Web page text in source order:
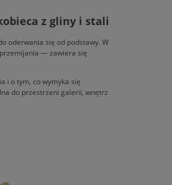
z gliny i stali
oderwania się od podstawy. W
— zawiera się
i o tym, co wymyka się
do przestrzeni galerii, wnętrz